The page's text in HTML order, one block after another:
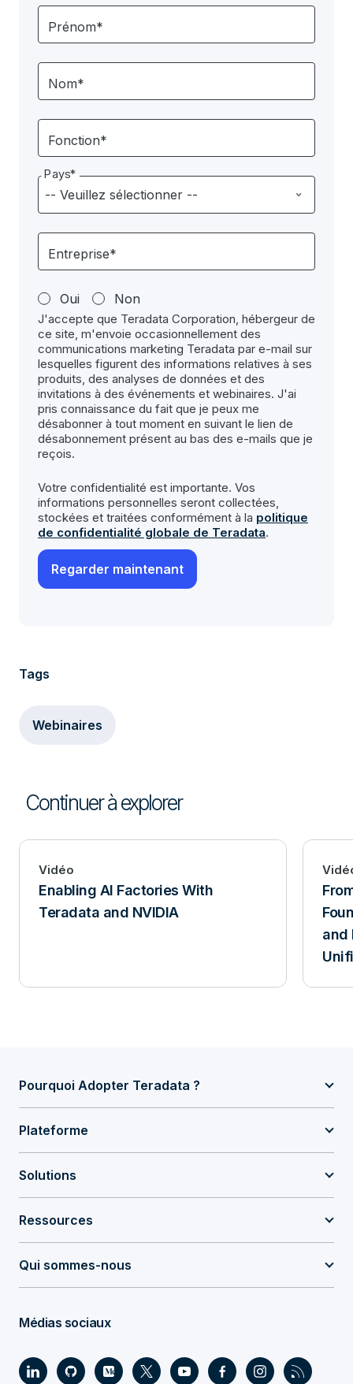
Prénom*
Nom*
Fonction*
Pays*
Entreprise*
Oui Non
J'accepte que Teradata Corporation, hébergeur de
ce site, m'envoie occasionnellement des
communications marketing Teradata par e-mail sur
lesquelles figurent des informations relatives à ses
produits, des analyses de données et des
invitations à des événements et webinaires. J'ai
pris connaissance du fait que je peux me
désabonner à tout moment en suivant le lien de
désabonnement présent au bas des e-mails que je
reçois.
Votre confidentialité est importante. Vos
informations personnelles seront collectées,
stockées et traitées conformément à la politique
de confidentialité globale de Teradata.
Tags
Webinaires
Continuer à explorer
Vidéo
Enabling AI Factories With
Teradata and NVIDIA
and
Pourquoi Adopter Teradata ?
Plateforme
Solutions
Ressources
Qui sommes-nous
Médias sociaux